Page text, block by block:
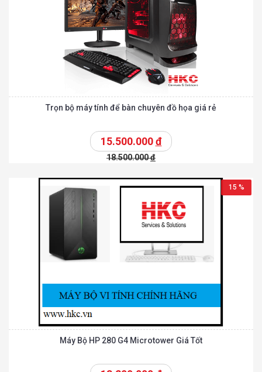
Trọn bộ máy tính để bàn chuyên đồ họa giá rẻ
15.500.000đ
18.500.000đ
15 %
Máy Bộ HP 280 G4 Microtower Giá Tốt